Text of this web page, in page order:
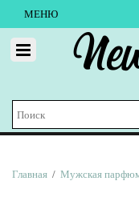
МЕНЮ
Главная / Мужская